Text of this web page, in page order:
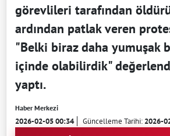
görevlileri tarafından
ardından patlak veren
"Belki biraz daha yumuşak
içinde olabilirdik"
yaptı.
Haber Merkezi
2026-02-05 00:34 Güncelleme Tarihi:2026-